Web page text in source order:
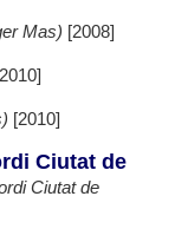
Mas) [2008]
[2010]
Ciutat de
Ciutat de